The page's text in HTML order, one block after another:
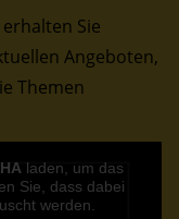
Sie
Angeboten,
Themen
laden, um das
Sie, dass dabei
werden.